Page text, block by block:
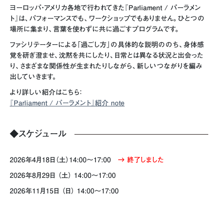
ヨーロッパ・アメリカ各地で行われてきた『Parliament / パーラメン
ト』は、パフォーマンスでも、ワークショップでもありません。ひとつの
場所に集まり、言葉を使わずに共に過ごすプログラムです。
ファシリテーターによる「過ごし方」の具体的な説明ののち、身体感
覚を研ぎ澄ませ、沈黙を共にしたり、日常とは異なる状況と出会った
り、さまざまな関係性が生まれたりしながら、新しいつながりを編み
出していきます。
より詳しい紹介はこちら：
『Parliament / パーラメント』紹介 note
◆スケジュール
2026年4月18日（土）14:00〜17:00 → 終了しました
2026年8月29日 （土） 14:00～17:00
2026年11月15日 （日） 14:00～17:00